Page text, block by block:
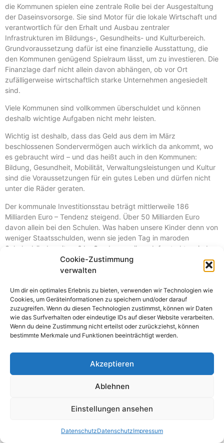
Cookie-Zustimmung
verwalten
Um dir ein optimales Erlebnis zu bieten, verwenden wir Technologien wie
Cookies, um Geräteinformationen zu speichern und/oder darauf
zuzugreifen. Wenn du diesen Technologien zustimmst, können wir Daten
wie das Surfverhalten oder eindeutige IDs auf dieser Website verarbeiten.
Wenn du deine Zustimmung nicht erteilst oder zurückziehst, können
bestimmte Merkmale und Funktionen beeinträchtigt werden.
Akzeptieren
Ablehnen
Einstellungen ansehen
DatenschutzDatenschutzImpressum
die Kommunen spielen eine zentrale Rolle bei der Ausgestaltung
der Daseinsvorsorge. Sie sind Motor für die lokale Wirtschaft und
verantwortlich für den Erhalt und Ausbau zentraler
Infrastrukturen im Bildungs-, Gesundheits- und Kulturbereich.
Grundvoraussetzung dafür ist eine finanzielle Ausstattung, die
den Kommunen genügend Spielraum lässt, um zu investieren. Die
Finanzlage darf nicht allein davon abhängen, ob vor Ort
zufälligerweise wirtschaftlich starke Unternehmen angesiedelt
sind.
Viele Kommunen sind vollkommen überschuldet und können
deshalb wichtige Aufgaben nicht mehr leisten.
Wichtig ist deshalb, dass das Geld aus dem im März
beschlossenen Sondervermögen auch wirklich da ankommt, wo
es gebraucht wird – und das heißt auch in den Kommunen:
Bildung, Gesundheit, Mobilität, Verwaltungsleistungen und Kultur
sind die Voraussetzungen für ein gutes Leben und dürfen nicht
unter die Räder geraten.
Der kommunale Investitionsstau beträgt mittlerweile 186
Milliarden Euro – Tendenz steigend. Über 50 Milliarden Euro
davon allein bei den Schulen. Was haben unsere Kinder denn von
weniger Staatsschulden, wenn sie jeden Tag in maroden
Schulgebäuden sitzen? Im Sondervermögen Infrastruktur sind
zwar 100 Milliarden Euro für die Länder und die Kommunen
vorgesehen, aber der Bedarf ist noch viel höher.
Es braucht also weiterhin eine größere finanzielle Unterstützung
vor allem für die Kommunen, denn sie sind es, die sich um die
öffentliche Daseinsvorsorge vor Ort kümmern. Durch die
Verschlechterung der Daseinsvorsorge vor allem im ländlichen
Raum fühlen sich viele Menschen abgehängt und nicht von der
Politik gehört. Das hat auch zur Folge, dass sich immer mehr
Liebe Kolleginnen und Kollegen,
Wohnen ist ein Grundrecht – doch für viele ist es längst zum